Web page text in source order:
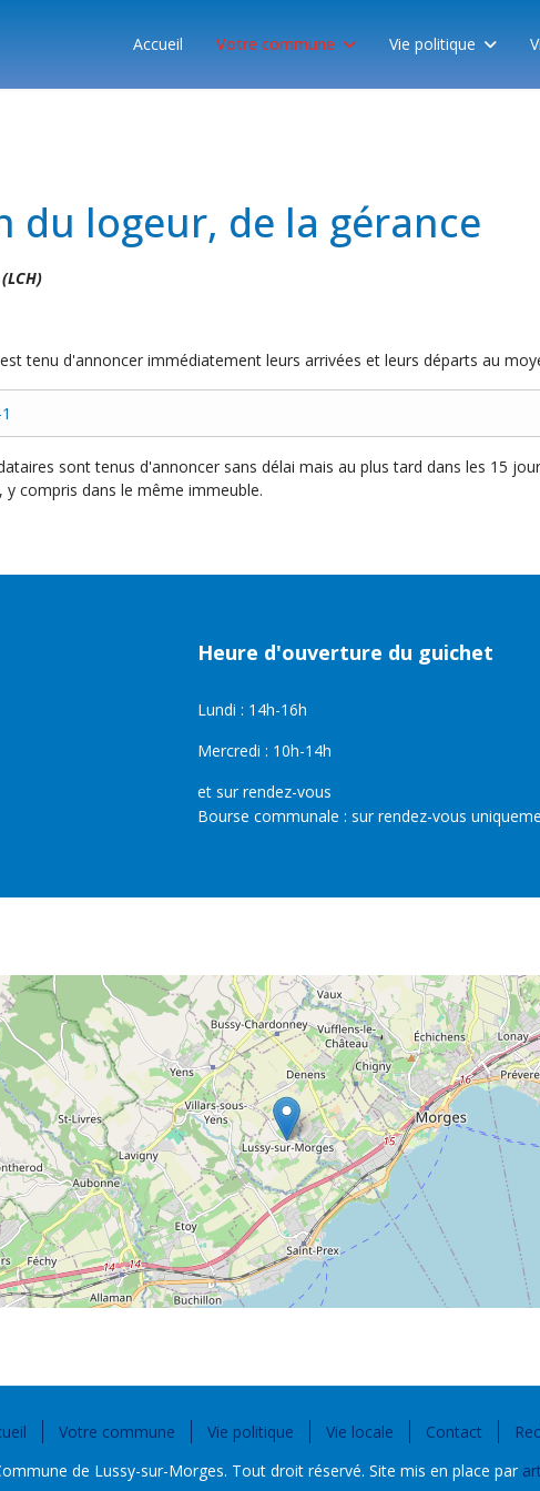
Accueil Votre commune Vie politique
du logeur, de la gérance
tenu d'annoncer immédiatement leurs arrivées et leurs départs au
sont tenus d'annoncer sans délai mais au plus tard dans les 15
compris dans le même immeuble.
Heure d'ouverture du guichet
Lundi : 14h-16h
Mercredi : 10h-14h
et sur rendez-vous
Bourse communale : sur rendez-vous
Votre commune Vie politique Vie locale Contact
de Lussy-sur-Morges. Tout droit réservé. Site mis en place par